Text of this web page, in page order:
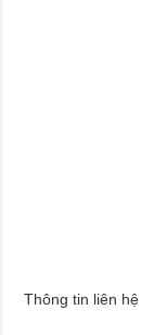
Thông tin liên hệ